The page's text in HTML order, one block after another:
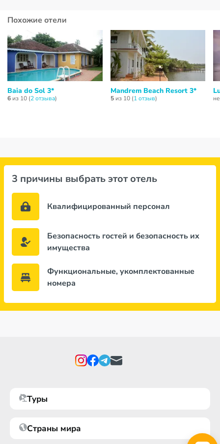
Похожие отели
Baia do Sol 3*
6 из 10 (2 отзывa)
Mandrem Beach Resort 3*
5из 10 (1 отзыв)
3 причины выбрать этот отель
Квалифицированный персонал
Безопасность гостей и безопасность их
имущества
Функциональные, укомплектованные
номера
Туры
Страны мира